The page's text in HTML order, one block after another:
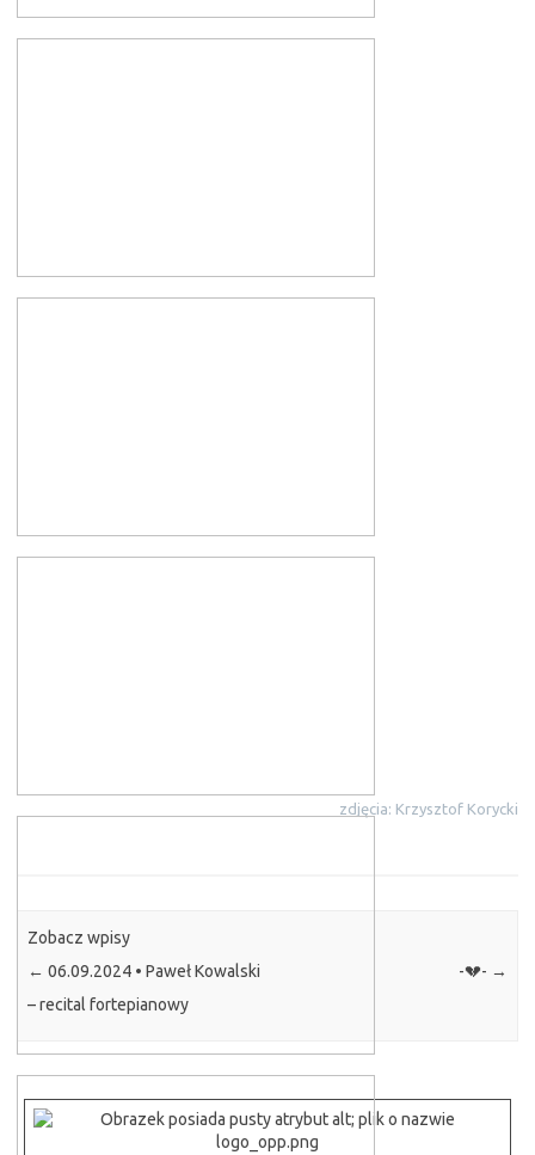
zdjęcia: Krzysztof Korycki
Zobacz wpisy
← 06.09.2024 • Paweł Kowalski
– recital fortepianowy
-💔- →